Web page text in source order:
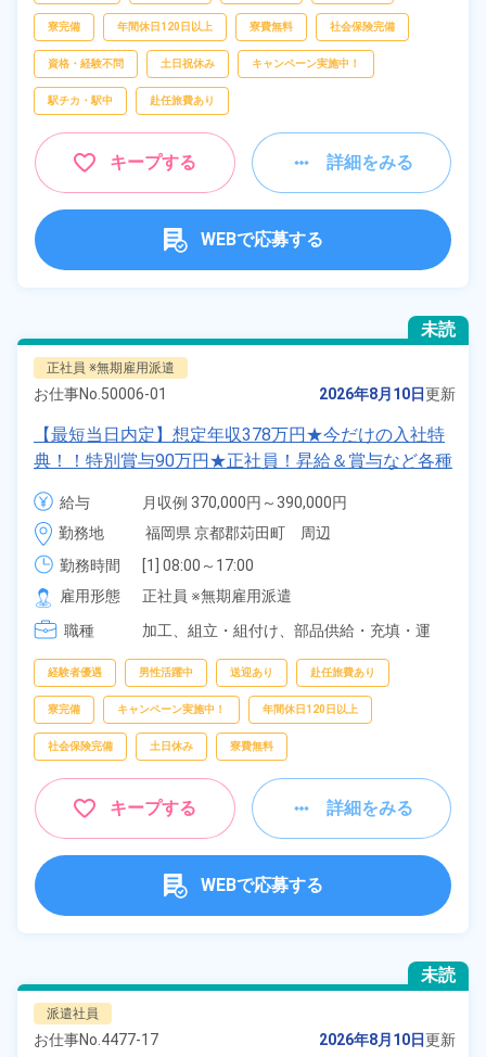
寮完備 年間休日120日以上 寮費無料 社会保険完備
資格・経験不問 土日祝休み キャンペーン実施中！
駅チカ・駅中 赴任旅費あり
キープする 詳細をみる
WEBで応募する
未読
正社員 ※無期雇用派遣
お仕事No. 50006-01 2026年8月10日更新
【最短当日内定】想定年収378万円★今だけの入社特
典！！特別賞与90万円★正社員！昇給＆賞与など各種
手当も充実！クルマの組立・加工業務！備品付き寮完
備★無料送迎あり♪生活支援物資事前対応可◎《福岡
県苅田町》
給与
月収例 370,000円～390,000円
給与 255,000円～255,000円
勤務地
福岡県 京都郡苅田町　周辺
勤務時間
[1] 08:00～17:00
[2] 20:00～05:00
[3] 16:30～01:30
雇用形態
正社員 ※無期雇用派遣
職種
加工、 組立・組付け、 部品供給・充填・運
経験者優遇 男性活躍中 送迎あり 赴任旅費あり
寮完備 キャンペーン実施中！ 年間休日120日以上
社会保険完備 土日休み 寮費無料
キープする 詳細をみる
WEBで応募する
未読
派遣社員
お仕事No. 4477-17 2026年8月10日更新